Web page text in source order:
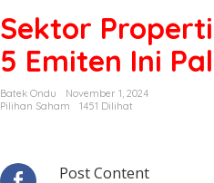
Banyak
Katalis
di
Akhir
Sektor
5 Emiten Ini
Batek Ondu
November 1, 2024
Pilihan Saham
1451 Dilihat
Post Content